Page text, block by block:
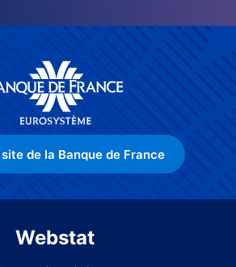
de la Banque de France
Webstat